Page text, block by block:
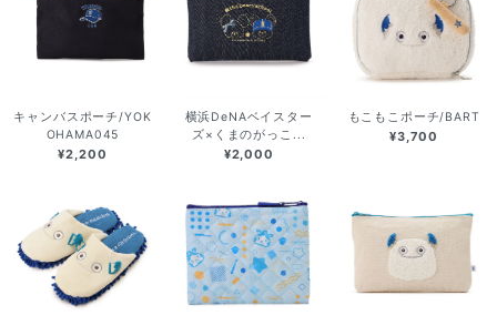
キャンバスポーチ/YOK
OHAMA045
¥2,200
横浜DeNAベイスター
ズ×くまのがっこ...
¥2,000
もこもこポーチ/BART
¥3,700